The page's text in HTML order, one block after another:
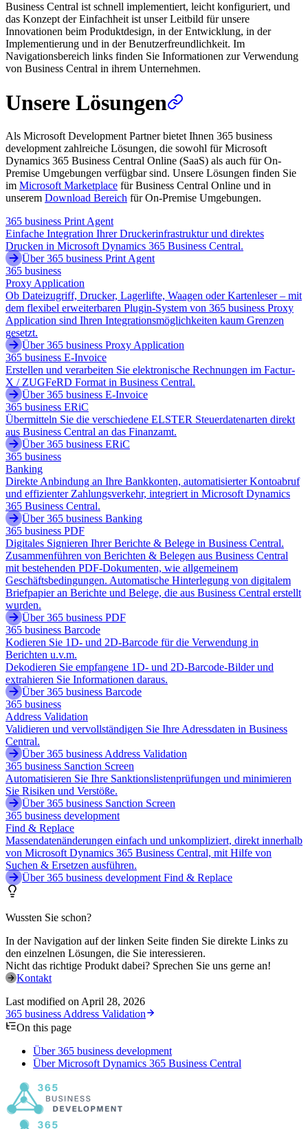
Business Central ist schnell implementiert, leicht konfiguriert, und
das Konzept der Einfachheit ist unser Leitbild für unsere
Innovationen beim Produktdesign, in der Entwicklung, in der
Implementierung und in der Benutzerfreundlichkeit. Im
Navigationsbereich links finden Sie Informationen zur Verwendung
von Business Central in ihrem Unternehmen.
Unsere Lösungen
Als Microsoft Development Partner bietet Ihnen 365 business
development zahlreiche Lösungen, die sowohl für Microsoft
Dynamics 365 Business Central Online (SaaS) als auch für On-
Premise Umgebungen verfügbar sind. Unsere Lösungen finden Sie
im Microsoft Marketplace für Business Central Online und in
unserem Download Bereich für On-Premise Umgebungen.
365 business Print Agent
Einfache Integration Ihrer Druckerinfrastruktur und direktes
Drucken in Microsoft Dynamics 365 Business Central.
Über 365 business Print Agent
365 business
Proxy Application
Ob Dateizugriff, Drucker, Lagerlifte, Waagen oder Kartenleser – mit
dem flexibel erweiterbaren Plugin-System von 365 business Proxy
Application sind Ihren Integrationsmöglichkeiten kaum Grenzen
gesetzt.
Über 365 business Proxy Application
365 business E-Invoice
Erstellen und verarbeiten Sie elektronische Rechnungen im Factur-
X / ZUGFeRD Format in Business Central.
Über 365 business E-Invoice
365 business ERiC
Übermitteln Sie die verschiedene ELSTER Steuerdatenarten direkt
aus Business Central an das Finanzamt.
Über 365 business ERiC
365 business
Banking
Direkte Anbindung an Ihre Bankkonten, automatisierter Kontoabruf
und effizienter Zahlungsverkehr, integriert in Microsoft Dynamics
365 Business Central.
Über 365 business Banking
365 business PDF
Digitales Signieren Ihrer Berichte & Belege in Business Central.
Zusammenführen von Berichten & Belegen aus Business Central
mit bestehenden PDF-Dokumenten, wie allgemeinem
Geschäftsbedingungen. Automatische Hinterlegung von digitalem
Briefpapier an Berichte und Belege, die aus Business Central erstellt
wurden.
Über 365 business PDF
365 business Barcode
Kodieren Sie 1D- und 2D-Barcode für die Verwendung in
Berichten u.v.m.
Dekodieren Sie empfangene 1D- und 2D-Barcode-Bilder und
extrahieren Sie Informationen daraus.
Über 365 business Barcode
365 business
Address Validation
Validieren und vervollständigen Sie Ihre Adressdaten in Business
Central.
Über 365 business Address Validation
365 business Sanction Screen
Automatisieren Sie Ihre Sanktionslistenprüfungen und minimieren
Sie Risiken und Verstöße.
Über 365 business Sanction Screen
365 business development
Find & Replace
Massendatenänderungen einfach und unkompliziert, direkt innerhalb
von Microsoft Dynamics 365 Business Central, mit Hilfe von
Suchen & Ersetzen ausführen.
Über 365 business development Find & Replace
Wussten Sie schon?
In der Navigation auf der linken Seite finden Sie direkte Links zu
den einzelnen Lösungen, die Sie interessieren.
Nicht das richtige Produkt dabei? Sprechen Sie uns gerne an!
Kontakt
Last modified on April 28, 2026
365 business Address Validation
On this page
Über 365 business development
Über Microsoft Dynamics 365 Business Central